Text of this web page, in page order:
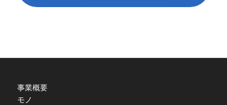
事業概要
モノ